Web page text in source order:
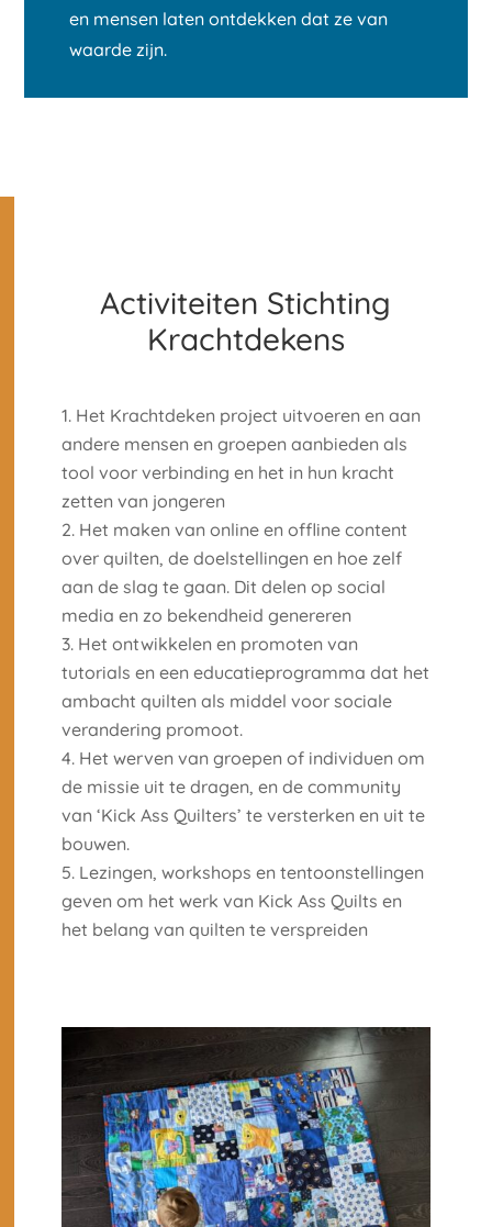
en mensen laten ontdekken dat ze van
waarde zijn.
Activiteiten Stichting
Krachtdekens
Het Krachtdeken project uitvoeren en aan
andere mensen en groepen aanbieden als
tool voor verbinding en het in hun kracht
zetten van jongeren
Het maken van online en offline content
over quilten, de doelstellingen en hoe zelf
aan de slag te gaan. Dit delen op social
media en zo bekendheid genereren
Het ontwikkelen en promoten van
tutorials en een educatieprogramma dat het
ambacht quilten als middel voor sociale
verandering promoot.
Het werven van groepen of individuen om
de missie uit te dragen, en de community
van ‘Kick Ass Quilters’ te versterken en uit te
bouwen.
Lezingen, workshops en tentoonstellingen
geven om het werk van Kick Ass Quilts en
het belang van quilten te verspreiden